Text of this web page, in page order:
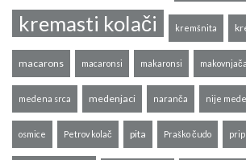
kremasti kolači kremšnita
macarons macaronsi makaronsi makovnjača
medena srca medenjaci naranča nije
osmice Petrov kolač pita Praško čudo